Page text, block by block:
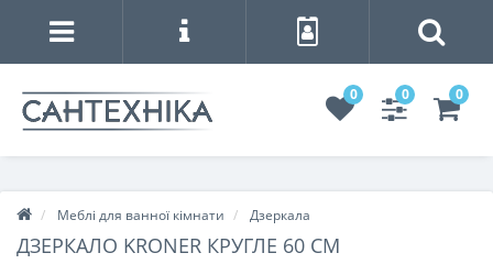
0 0 0
Меблі для ванної кімнати Дзеркала
ДЗЕРКАЛО KRONER КРУГЛЕ 60 СМ